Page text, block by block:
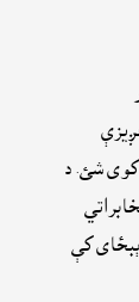
کوى شئ. د
کې